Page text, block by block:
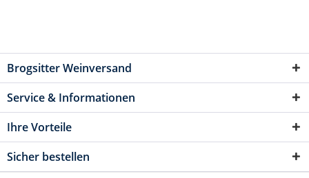
Brogsitter Weinversand
Service & Informationen
Ihre Vorteile
Sicher bestellen